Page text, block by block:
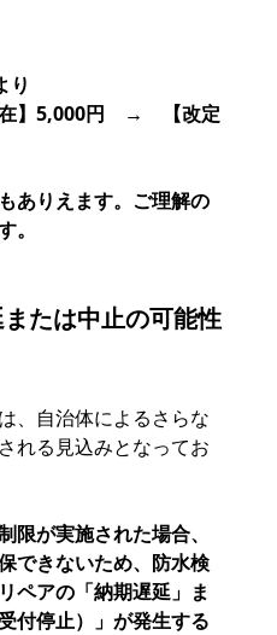
り
】5,000円　→　【改定
ありえます。ご理解の
。
たは中止の可能性
、自治体によるさらな
れる見込みとなってお
が実施された場合、
できないため、防水検
ペアの「納期遅延」ま
付停止）」が発生する